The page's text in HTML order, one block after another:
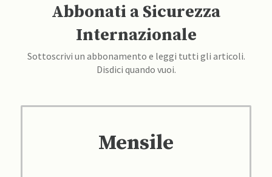
Abbonati a Sicurezza
Internazionale
Sottoscrivi un abbonamento e leggi tutti gli articoli.
Disdici quando vuoi.
Mensile